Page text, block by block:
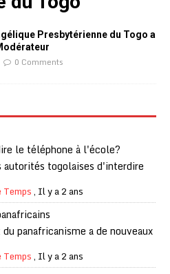
Presbytérienne du Togo a
0 Comments
le téléphone à l'école?
autorités togolaises d'interdire
Temps, Il y a 2 ans
panafricanisme a de nouveaux
Temps, Il y a 2 ans